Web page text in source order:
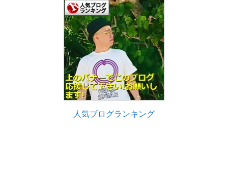
人気ブログランキング